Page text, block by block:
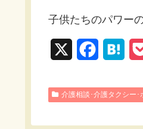
子供たちのパワー
c t
介護相談･介護タクシー･